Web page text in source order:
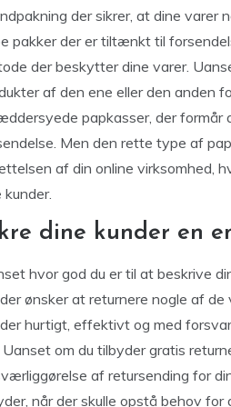
der sikrer, at dine varer
pakker der er tiltænkt til
der beskytter dine varer.
af den ene eller den anden
papkasser, der
Men den rette type af
af din online virksomhed,
kunder.
dine kunder en
hvor god du er til at beskrive
ønsker at returnere nogle af
hurtigt, effektivt og med
Uanset om du tilbyder gratis
af retursending for
når der skulle opstå behov